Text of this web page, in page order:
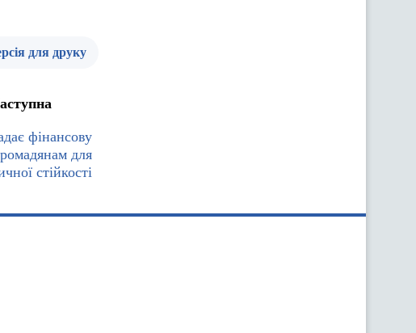
для друку
фінансову
для
стійкості